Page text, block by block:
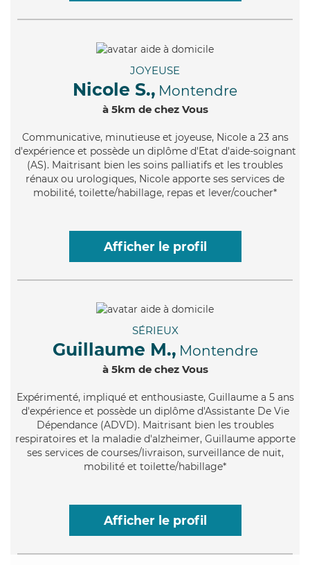
JOYEUSE
Nicole S., Montendre
à 5km de chez Vous
Communicative, minutieuse et joyeuse, Nicole a 23 ans
d'expérience et possède un diplôme d'Etat d'aide-soignant
(AS). Maitrisant bien les soins palliatifs et les troubles
rénaux ou urologiques, Nicole apporte ses services de
mobilité, toilette/habillage, repas et lever/coucher*
Afficher le profil
SÉRIEUX
Guillaume M., Montendre
à 5km de chez Vous
Expérimenté, impliqué et enthousiaste, Guillaume a 5 ans
d'expérience et possède un diplôme d'Assistante De Vie
Dépendance (ADVD). Maitrisant bien les troubles
respiratoires et la maladie d'alzheimer, Guillaume apporte
ses services de courses/livraison, surveillance de nuit,
mobilité et toilette/habillage*
Afficher le profil